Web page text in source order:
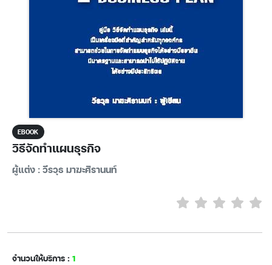
EBOOK
วิธีจัดทำแผนธุรกิจ
ผู้แต่ง : วีรวุธ มาฆะศิรานนท์
จำนวนให้บริการ : 1